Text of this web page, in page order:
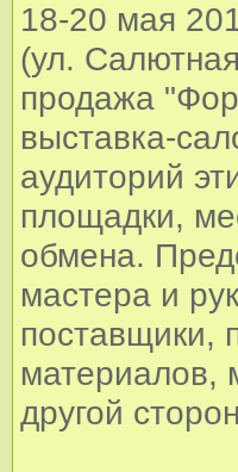
18-20 мая
(ул.
продажа
выставка-
аудиторий
площадки,
обмена.
мастера и
поставщики,
материалов,
другой